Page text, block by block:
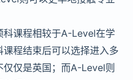
科课程相较于A-Level在学
程结束后可以选择进入多
仅是英国；而A-Level则